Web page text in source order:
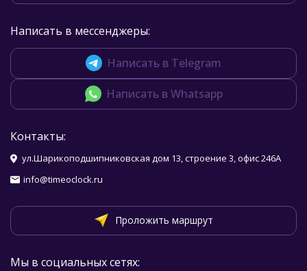
Написать в мессенджеры:
Написать в Telegram
Написать в Whatsapp
Контакты:
ул.Шарикоподшипниковская дом 13, строение 3, офис 246А
info@timeoclock.ru
Проложить маршрут
Мы в социальных сетях: